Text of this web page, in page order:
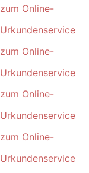
zum Online-
Urkundenservice
zum Online-
Urkundenservice
zum Online-
Urkundenservice
zum Online-
Urkundenservice